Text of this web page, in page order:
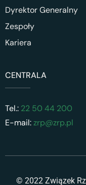
Dyrektor Generalny
Zespoły
Kariera
CENTRALA
Tel.: 22 50 44 200
E-mail:zrp@zrp.pl
© 2022 Związek